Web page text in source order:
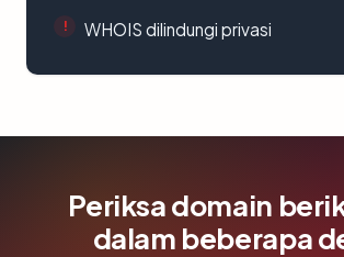
WHOIS dilindungi privasi
Periksa domain
dalam beberapa